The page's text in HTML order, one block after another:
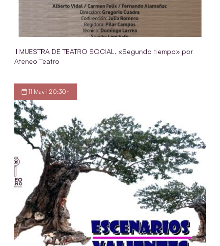
II MUESTRA DE TEATRO SOCIAL. «Segundo tiempo» por
Ateneo Teatro
11 May | 20:30h